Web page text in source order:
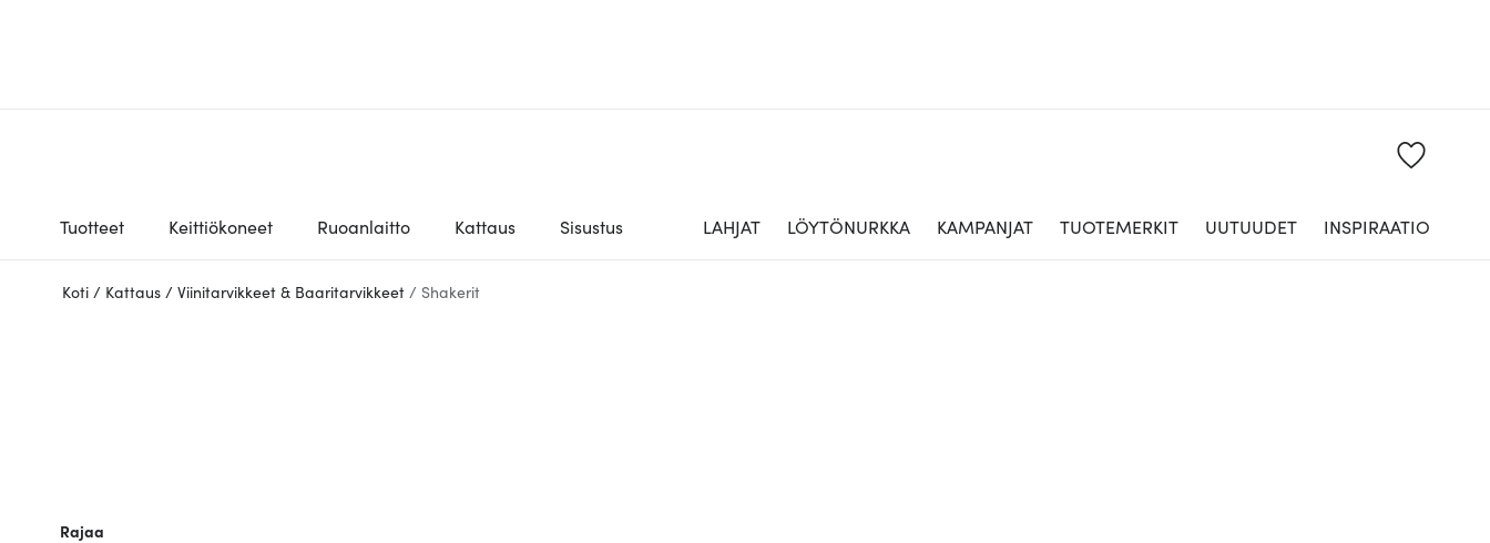
Tuotteet Keittiökoneet Ruoanlaitto Kattaus Sisustus LAHJAT LÖYTÖNURKKA KAMPANJAT TUOTEMERKIT UUTUUDET INSPIRAATIO
Koti / Kattaus / Viinitarvikkeet & Baaritarvikkeet / Shakerit
Rajaa